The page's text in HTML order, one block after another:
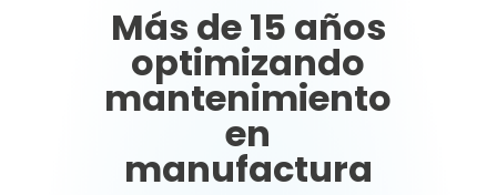
Más de 15 años
optimizando
mantenimiento
en
manufactura